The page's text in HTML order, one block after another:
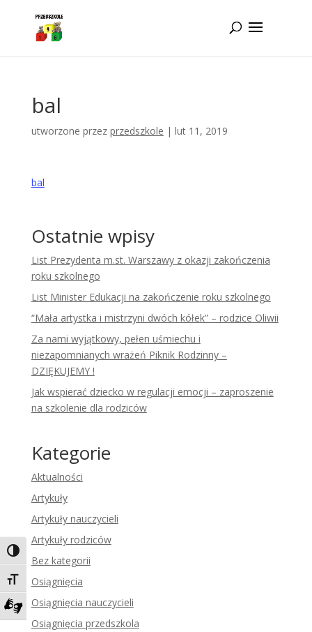
Toggle High Contrast
Toggle Font size
Zadzwoń do tłumacza języka migowego
bal
utworzone przez przedszkole | lut 11, 2019
bal
Ostatnie wpisy
List Prezydenta m.st. Warszawy z okazji zakończenia
roku szkolnego
List Minister Edukacji na zakończenie roku szkolnego
“Mała artystka i mistrzyni dwóch kółek” – rodzice Oliwii
Za nami wyjątkowy, pełen uśmiechu i
niezapomnianych wrażeń Piknik Rodzinny –
DZIĘKUJEMY !
Jak wspierać dziecko w regulacji emocji – zaproszenie
na szkolenie dla rodziców
Kategorie
Aktualności
Artykuły
Artykuły nauczycieli
Artykuły rodziców
Bez kategorii
Osiągnięcia
Osiągnięcia nauczycieli
Osiągnięcia przedszkola